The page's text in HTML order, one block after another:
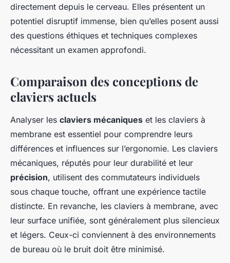
directement depuis le cerveau. Elles présentent un
potentiel disruptif immense, bien qu’elles posent aussi
des questions éthiques et techniques complexes
nécessitant un examen approfondi.
Comparaison des conceptions de
claviers actuels
Analyser les claviers mécaniques et les claviers à
membrane est essentiel pour comprendre leurs
différences et influences sur l’ergonomie. Les claviers
mécaniques, réputés pour leur durabilité et leur
précision, utilisent des commutateurs individuels
sous chaque touche, offrant une expérience tactile
distincte. En revanche, les claviers à membrane, avec
leur surface unifiée, sont généralement plus silencieux
et légers. Ceux-ci conviennent à des environnements
de bureau où le bruit doit être minimisé.